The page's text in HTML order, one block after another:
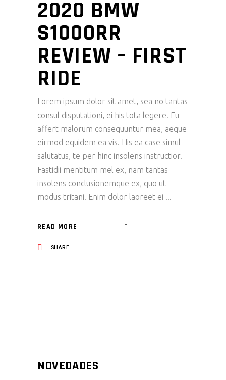
2020 BMW
S1000RR
REVIEW – FIRST
RIDE
Lorem ipsum dolor sit amet, sea no tantas
consul disputationi, ei his tota legere. Eu
affert malorum consequuntur mea, aeque
eirmod equidem ea vis. His ea case simul
salutatus, te per hinc insolens instructior.
Fastidii mentitum mel ex, nam tantas
insolens conclusionemque ex, quo ut
modus tritani. Enim dolor laoreet ei
READ MORE
SHARE
NOVEDADES